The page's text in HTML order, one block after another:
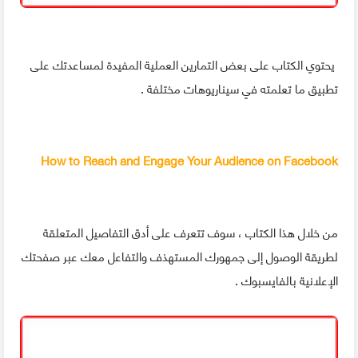
يحتوي الكتاب على بعض التمارين العملية المفيدة لمساعدتك على
تطبيق ما تعلمته في سيناريوهات مختلفة .
How to Reach and Engage Your Audience on Facebook
من خلال هذا الكتاب ، سوف تتعرف على أدق التفاصيل المتعلقة
لطريقة الوصول إلى جمهورك المستهذف والتفاعل معك عبر صفحتك
الإعلانية بالفايسبوك .